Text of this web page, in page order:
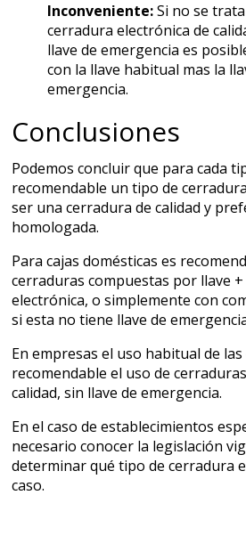
Inconveniente:Si no se
cerradura electrónica de
llave de emergencia es
con la llave habitual mas la
emergencia.
Conclusiones
Podemos concluir que para cada
recomendable un tipo de
ser una cerradura de calidad y
homologada.
Para cajas domésticas es
cerraduras compuestas por llave
electrónica, o simplemente con
si esta no tiene llave de
En empresas el uso habitual de las
recomendable el uso de
calidad, sin llave de emergencia.
En el caso de establecimientos
necesario conocer la legislación
determinar qué tipo de cerradura
caso.